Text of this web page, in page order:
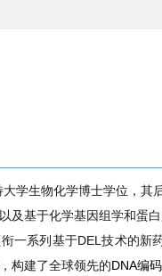
学生物化学博士学位，
及基于化学基因组学和蛋
一系列基于DEL技术的
构建了全球领先的DNA编